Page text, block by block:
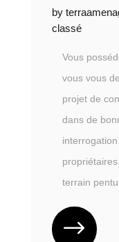
by
classé
Vous
vous vous
projet de
dans de
terrain pentu